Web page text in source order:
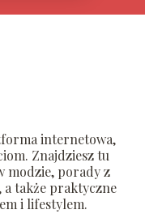
internetowa,
Znajdziesz tu
modzie, porady z
także praktyczne
i lifestylem.